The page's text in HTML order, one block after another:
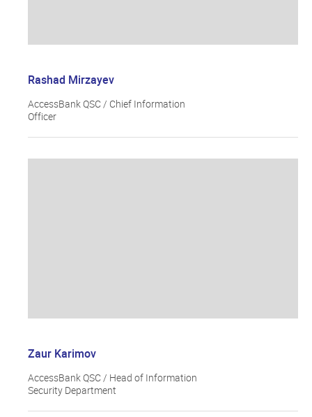
Rashad Mirzayev
AccessBank QSC / Chief Information
Officer
Zaur Karimov
AccessBank QSC / Head of Information
Security Department